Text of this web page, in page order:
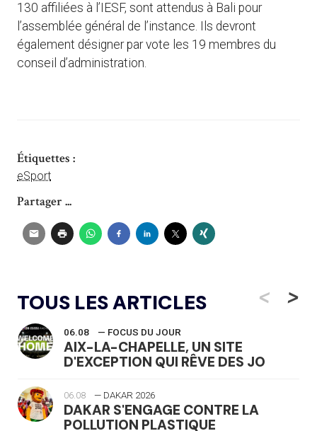
130 affiliées à l’IESF, sont attendus à Bali pour
l’assemblée général de l’instance. Ils devront
également désigner par vote les 19 membres du
conseil d’administration.
Étiquettes :
eSport
Partager ...
TOUS LES ARTICLES <
06.08 — FOCUS DU JOUR
AIX-LA-CHAPELLE, UN SITE
D'EXCEPTION QUI RÊVE DES JO
06.08 — DAKAR 2026
DAKAR S'ENGAGE CONTRE LA
POLLUTION PLASTIQUE
>